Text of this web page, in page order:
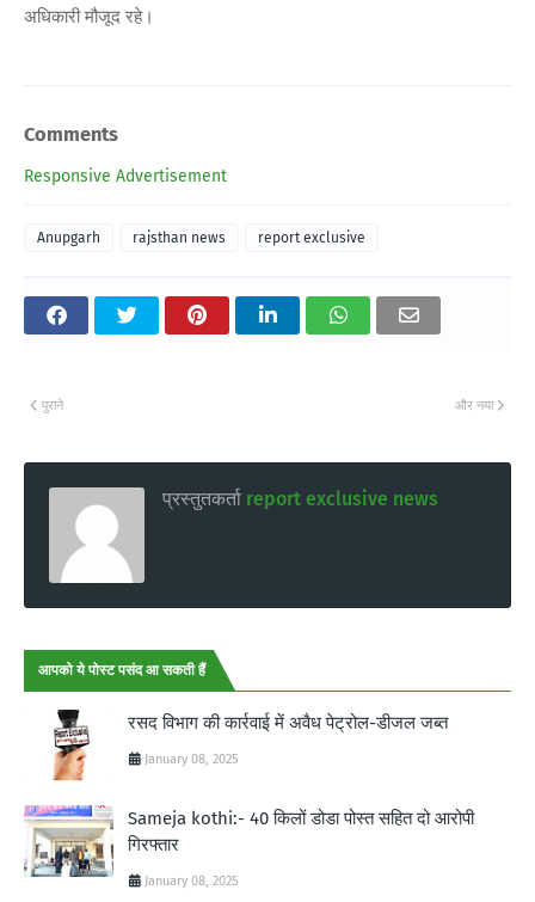
अधिकारी मौजूद रहे।
Comments
Responsive Advertisement
Anupgarh rajsthan news report exclusive
और नया
पुराने
प्रस्तुतकर्ता report exclusive news
आपको ये पोस्ट पसंद आ सकती हैं
रसद विभाग की कार्रवाई में अवैध पेट्रोल-डीजल जब्त
January 08, 2025
Sameja kothi:- 40 किलों डोडा पोस्त सहित दो आरोपी
गिरफ्तार
January 08, 2025